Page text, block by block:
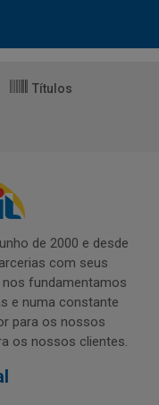
Títulos
de 2000 e desde
com seus
nos fundamentamos
e numa constante
para os nossos
os nossos clientes.